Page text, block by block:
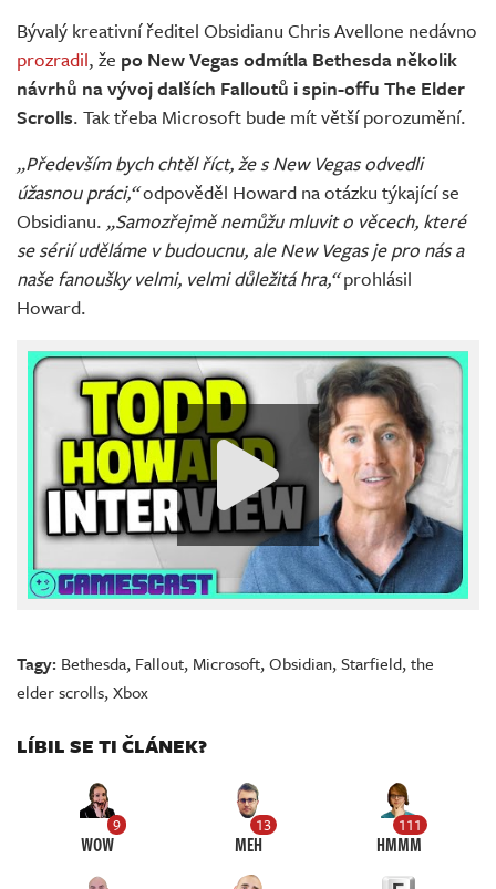
Bývalý kreativní ředitel Obsidianu Chris Avellone nedávno
prozradil, že po New Vegas odmítla Bethesda několik
návrhů na vývoj dalších Falloutů i spin-offu The Elder
Scrolls. Tak třeba Microsoft bude mít větší porozumění.
„Především bych chtěl říct, že s New Vegas odvedli
úžasnou práci,“odpověděl Howard na otázku týkající se
Obsidianu. „Samozřejmě nemůžu mluvit o věcech, které
se sérií uděláme v budoucnu, ale New Vegas je pro nás a
naše fanoušky velmi, velmi důležitá hra,“prohlásil
Howard.
Tagy: Bethesda, Fallout, Microsoft,Obsidian,Starfield,the
elder scrolls,Xbox
LÍBIL SE TI ČLÁNEK?
9
WOW
13
MEH
111
HMMM